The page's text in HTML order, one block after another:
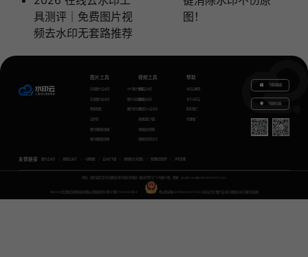
具测评｜免费图片视
频去水印无套路推荐
图！
图片工具
在线图片去水印
在线图片加水印
智能抠图
证件照
图片模糊变清晰
图片模糊变清晰
GIF图片生成
图片无损放大
图片转文字
视频工具
视频去水印
视频加水印
视频怎么去水印
视频提取下载
视频格式转换
视频语音转文字
帮助
水印云教程
关于水印云
联系我们
代理推广
下载电脑版
下载移动端
友情链接 图片去水印 视频去水印 一键抠图 去水印下载 视频转文字提取 免费配音软件 声音克隆
地址：湖北省武汉市东湖新技术开发区关南园一路当代梦工厂4号楼10楼，邮箱：yinglin.wu@udreamtech.com
©2020武汉联合创想科技有限公司版权所有 鄂ICP备17031026号-8 鄂公网安备42018502007353 水印云专注 图片去水印 视频去水印 国内杰出者